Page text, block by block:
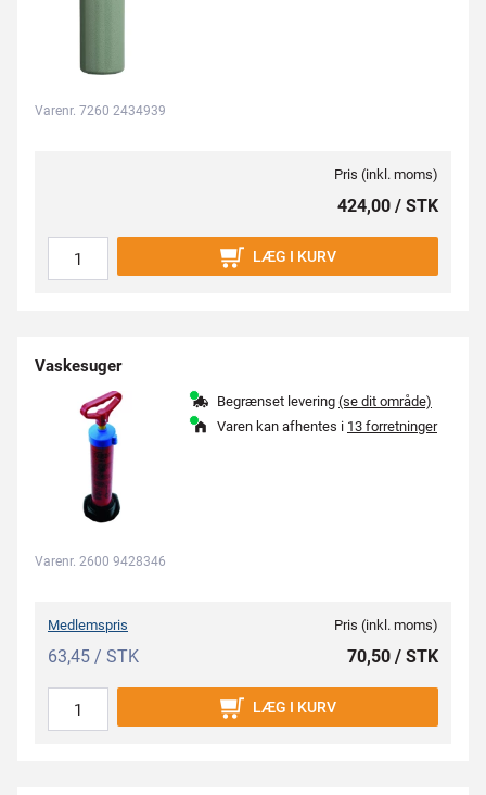
Varenr. 7260 2434939
Pris (inkl. moms)
424,00 / STK
LÆG I KURV
Vaskesuger
Begrænset levering (se dit område)
Varen kan afhentes i 13 forretninger
Varenr. 2600 9428346
Medlemspris
63,45 / STK
Pris (inkl. moms)
70,50 / STK
LÆG I KURV